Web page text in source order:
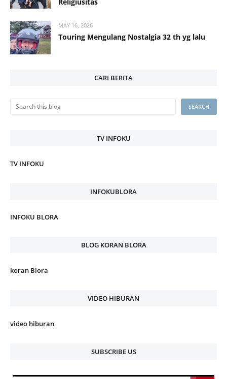
MAY 16, 2026
Touring Mengulang Nostalgia 32 th yg lalu
CARI BERITA
TV INFOKU
TV INFOKU
INFOKUBLORA
INFOKU BLORA
BLOG KORAN BLORA
koran Blora
VIDEO HIBURAN
video hiburan
SUBSCRIBE US